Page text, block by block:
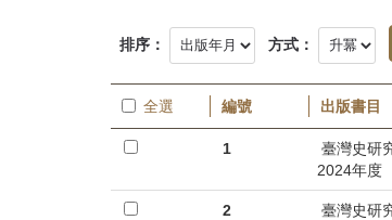
究
所-
首
頁
排序： 方式：
全選 編號 出版書目
1
臺灣史研
2024年度
2
臺灣史研